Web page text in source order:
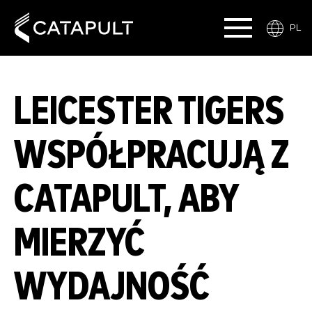
PL
LEICESTER TIGERS
WSPÓŁPRACUJĄ Z
CATAPULT, ABY
MIERZYĆ
WYDAJNOŚĆ